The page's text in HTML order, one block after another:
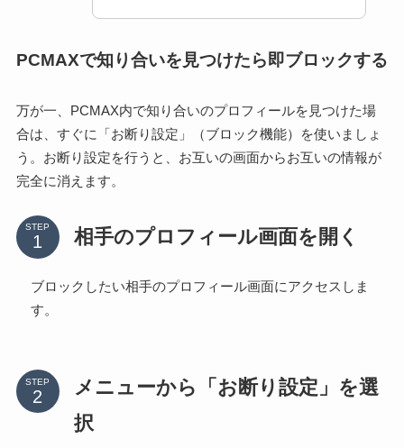
PCMAXで知り合いを見つけたら即ブロックする
万が一、PCMAX内で知り合いのプロフィールを見つけた場
合は、すぐに「お断り設定」（ブロック機能）を使いましょ
う。お断り設定を行うと、お互いの画面からお互いの情報が
完全に消えます。
STEP 相手のプロフィール画面を開く
ブロックしたい相手のプロフィール画面にアクセスしま
す。
STEP
メニューから「お断り設定」を選
択